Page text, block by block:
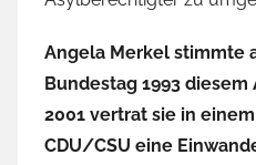
Angela Merkel stimmte
Bundestag 1993
2001 vertrat sie in
CDU/CSU eine